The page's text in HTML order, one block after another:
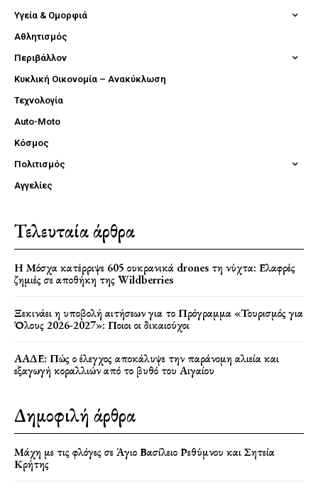
Υγεία & Ομορφιά
Αθλητισμός
Περιβάλλον
Κυκλική Οικονομία – Ανακύκλωση
Τεχνολογία
Auto-Moto
Κόσμος
Πολιτισμός
Αγγελίες
Τελευταία άρθρα
Η Μόσχα κατέρριψε 605 ουκρανικά drones τη νύχτα: Ελαφρές
ζημιές σε αποθήκη της Wildberries
Ξεκινάει η υποβολή αιτήσεων για το Πρόγραμμα «Τουρισμός για
Όλους 2026-2027»: Ποιοι οι δικαιούχοι
ΑΑΔΕ: Πώς ο έλεγχος αποκάλυψε την παράνομη αλιεία και
εξαγωγή κοραλλιών από το βυθό του Αιγαίου
Δημοφιλή άρθρα
Μάχη με τις φλόγες σε Άγιο Βασίλειο Ρεθύμνου και Σητεία
Κρήτης